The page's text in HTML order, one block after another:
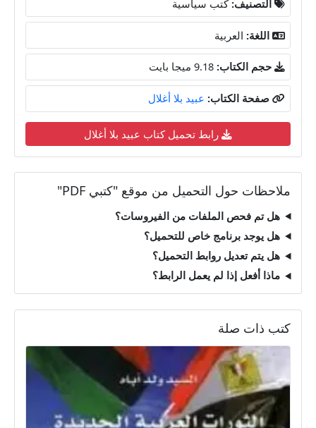
التصنيف: كتب سياسية
اللغة: العربية
حجم الكتاب: 9.18 ميجا بايت
صفحة الكتاب: عبيد بلا أغلال
رابط تحميل كتاب عبيد بلا أغلال
ملاحظات حول التحميل من موقع "كتبي PDF"
هل تم فحص الملفات من الفيروسات؟
هل يوجد برنامج خاص للتحميل؟
هل يتم تعديل روابط التحميل؟
ماذا أفعل إذا لم يعمل الرابط؟
كتب ذات صلة